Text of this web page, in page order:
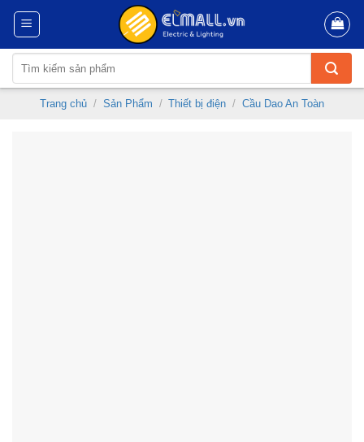
Skip
content
kiếm:
Trang chủ / Sản Phẩm / Thiết bị điện / Cầu Dao An Toàn